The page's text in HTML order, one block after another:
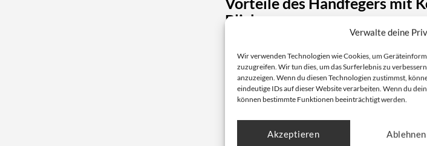
Verwalte deine
Wir verwenden Technologien wie Cookies, um
zuzugreifen. Wir tun dies, um das Surferlebnis zu
anzuzeigen. Wenn du diesen Technologien zustimmst,
eindeutige IDs auf dieser Website verarbeiten. Wenn du
können bestimmte Funktionen beeinträchtigt werden.
Akzeptieren Ablehnen
Blick
✔ Nachhaltige Alternative zu
✔ 3-reihiger Besatz für besonders gründliche
✔ Gesamtlänge 290 mm – ideal für Innen-